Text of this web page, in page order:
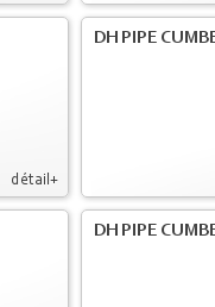
détail+
DH PIPE
DH PIPE